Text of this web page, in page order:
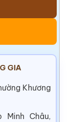
GIA
Khương
Minh Châu,